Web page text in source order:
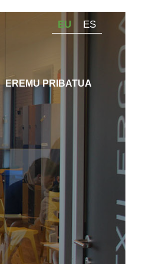
EU ES
EREMU PRIBATUA